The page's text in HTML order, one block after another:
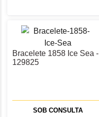
Bracelete 1858 Ice Sea -
129825
SOB CONSULTA